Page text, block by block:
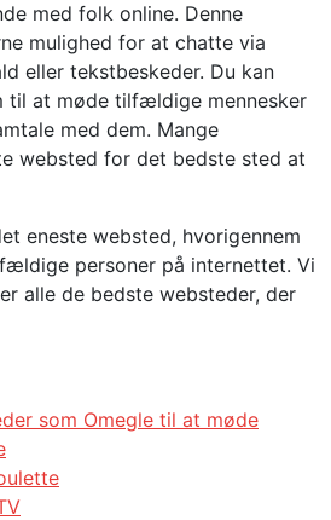
med folk online. Denne
mulighed for at chatte via
eller tekstbeskeder. Du kan
til at møde tilfældige mennesker
med dem. Mange
websted for det bedste sted at
eneste websted, hvorigennem
personer på internettet. Vi
alle de bedste websteder, der
som Omegle til at møde